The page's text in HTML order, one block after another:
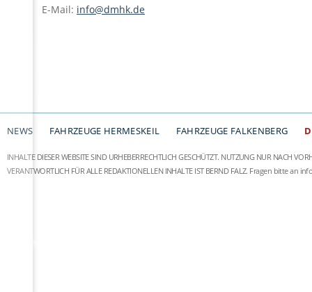
E-Mail: info@dmhk.de
NEWS FAHRZEUGE HERMESKEIL FAHRZEUGE FALKENBERG
INHALTE DIESER WEBSITE SIND URHEBERRECHTLICH GESCHÜTZT. NUTZUNG NUR NACH
VERANTWORTLICH FÜR ALLE REDAKTIONELLEN INHALTE IST BERND FALZ. Fragen bitte an